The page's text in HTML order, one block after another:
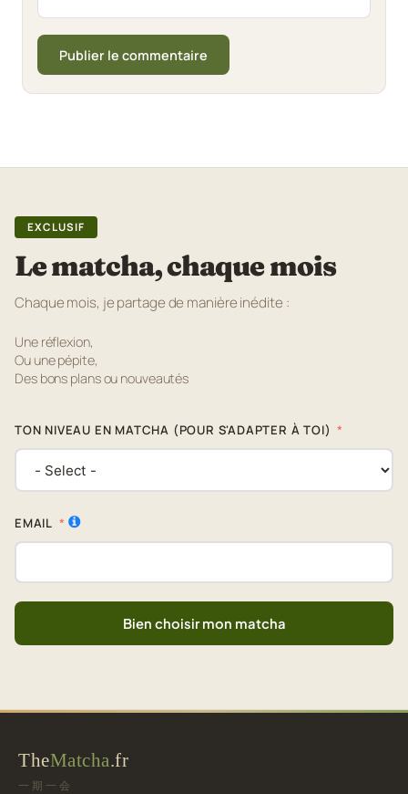
EXCLUSIF
Le matcha, chaque mois
Chaque mois, je partage de manière inédite :
Une réflexion,
Ou une pépite,
Des bons plans ou nouveautés
TON NIVEAU EN MATCHA (POUR S'ADAPTER À TOI)
EMAIL
Bien choisir mon matcha
TheMatcha.fr
一期一会